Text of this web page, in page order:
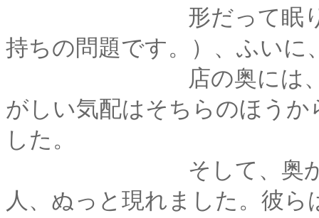
形だって眠ります。
持ちの問題です。）、ふい
店の奥には、店主と
がしい気配はそちらのほう
した。
そして、奥から黒っ
人、ぬっと現れました。彼